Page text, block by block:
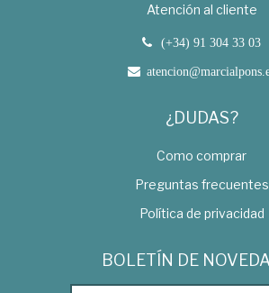
Atención al cliente
(+34) 91 304 33 03
¿DUDAS?
Como comprar
Preguntas frecuentes
Política de privacidad
BOLETÍN DE